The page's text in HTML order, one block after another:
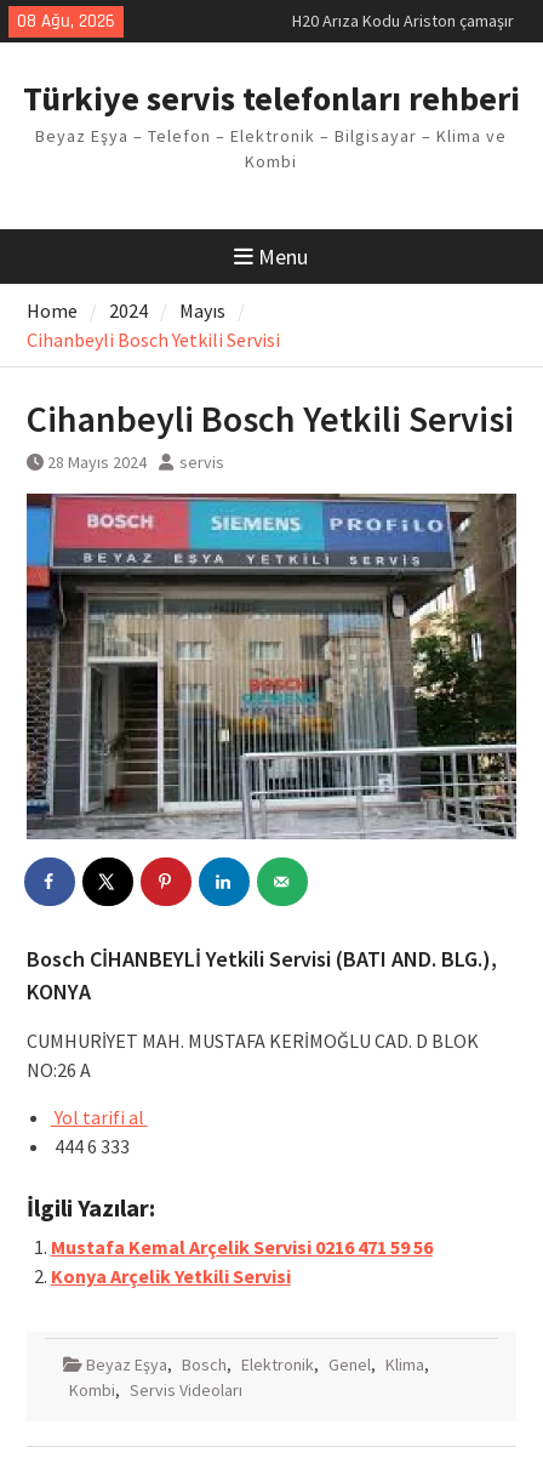
Skip
to
08 Ağu, 2026
H20 Arıza Kodu Ariston çamaşır
makinesi Sorunu
Arçelik buzdolabı F5 Hatası
Vaillant çamaşır makinesi E03
Arıza Kodu
Türkiye servis telefonları rehberi
Beyaz Eşya – Telefon – Elektronik – Bilgisayar – Klima ve
Kombi
Menu
Home 2024
Mayıs
Cihanbeyli Bosch Yetkili Servisi
Cihanbeyli Bosch Yetkili Servisi
28 Mayıs 2024 servis
Bosch CİHANBEYLİ Yetkili Servisi (BATI AND. BLG.),
KONYA
CUMHURİYET MAH. MUSTAFA KERİMOĞLU CAD. D BLOK
NO:26 A
Yol tarifi al
444 6 333
İlgili Yazılar:
Mustafa Kemal Arçelik Servisi 0216 471 59 56
Konya Arçelik Yetkili Servisi
Beyaz Eşya, Bosch, Elektronik, Genel, Klima,
Kombi, Servis Videoları